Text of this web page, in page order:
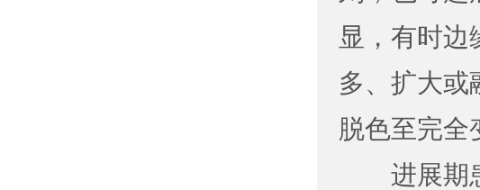
显，有时边
多、扩大或
脱色至完全
进展期患